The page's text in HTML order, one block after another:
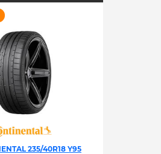
235/40R18 Y95